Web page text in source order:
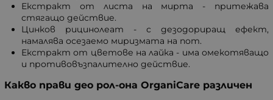
Екстракт от листа на мирта - притежава
стягащо действие.
Цинков рицинолеат - с дезодориращ ефект,
намалява осезаемо миризмата на пот.
Екстракт от цветове на лайка - има омекотяващо
и противовъзпалително действие.
Какво прави део рол-она OrganiCare различен